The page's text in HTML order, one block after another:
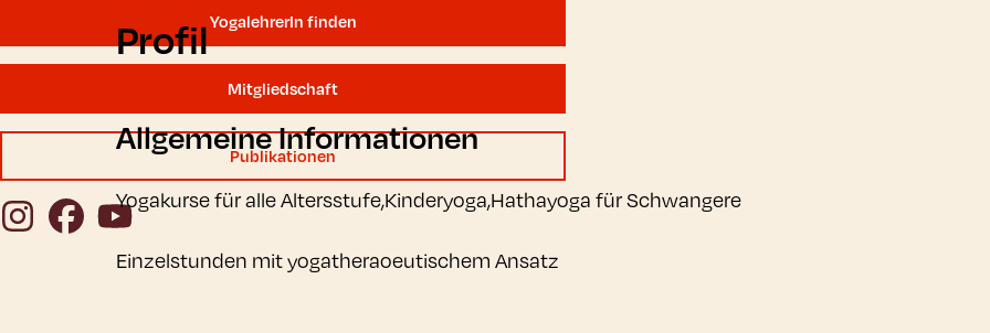
YogalehrerIn finden
Mitgliedschaft
Publikationen
InstagramFacebookYouTube
Profil
Allgemeine Informationen
Yogakurse für alle Altersstufe,Kinderyoga,Hathayoga für Schwangere
Einzelstunden mit yogatheraoeutischem Ansatz